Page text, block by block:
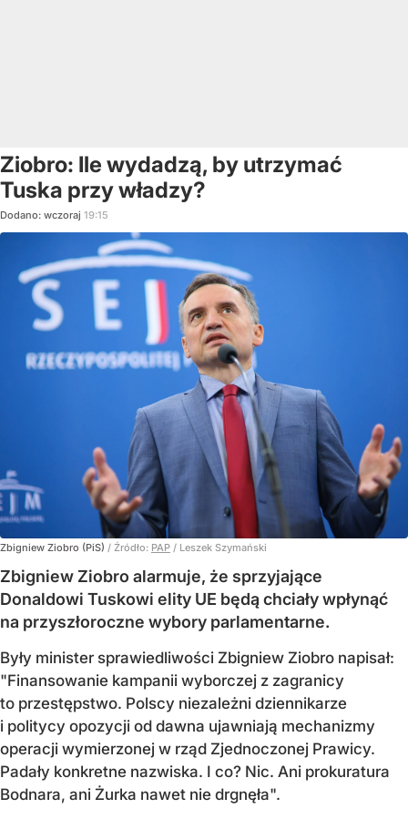
Ziobro: Ile wydadzą, by utrzymać
Tuska przy władzy?
Dodano: wczoraj 19:15
Zbigniew Ziobro (PiS) / Źródło: PAP / Leszek Szymański
Zbigniew Ziobro alarmuje, że sprzyjające
Donaldowi Tuskowi elity UE będą chciały wpłynąć
na przyszłoroczne wybory parlamentarne.
Były minister sprawiedliwości Zbigniew Ziobro napisał:
"Finansowanie kampanii wyborczej z zagranicy
to przestępstwo. Polscy niezależni dziennikarze
i politycy opozycji od dawna ujawniają mechanizmy
operacji wymierzonej w rząd Zjednoczonej Prawicy.
Padały konkretne nazwiska. I co? Nic. Ani prokuratura
Bodnara, ani Żurka nawet nie drgnęła".